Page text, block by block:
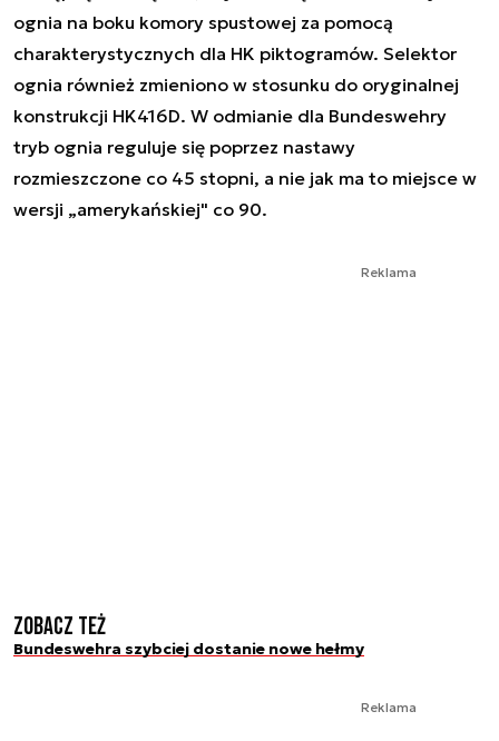
ognia na boku komory spustowej za pomocą
charakterystycznych dla HK piktogramów. Selektor
ognia również zmieniono w stosunku do oryginalnej
konstrukcji HK416D. W odmianie dla Bundeswehry
tryb ognia reguluje się poprzez nastawy
rozmieszczone co 45 stopni, a nie jak ma to miejsce w
wersji „amerykańskiej" co 90.
Reklama
Zobacz też
Bundeswehra szybciej dostanie nowe hełmy
Reklama